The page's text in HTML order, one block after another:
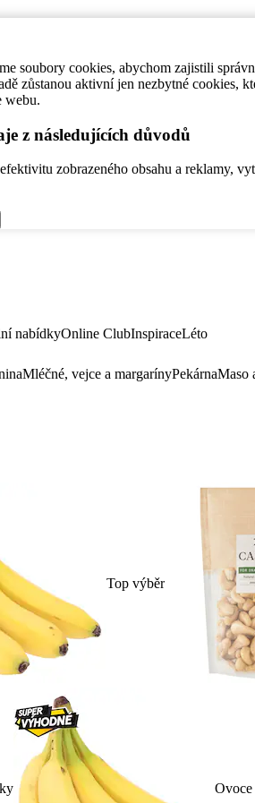
soubory cookies, abychom zajistili
zůstanou aktivní jen nezbytné
webu.
z následujících důvodů
zobrazeného obsahu a reklamy,
nabídkyOnline ClubInspiraceLéto
Mléčné, vejce a margarínyPekárnaMaso
Top výběr
Ovoce